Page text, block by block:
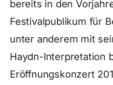
bereits in den
Festivalpublikum für
unter anderem mit
Haydn-Interpretation
Eröffnungskonzert